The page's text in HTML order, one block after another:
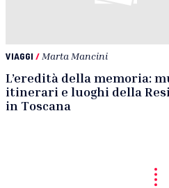
VIAGGI / Marta Mancini
L’eredità della memoria:
itinerari e luoghi della
in Toscana